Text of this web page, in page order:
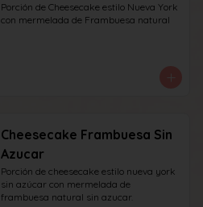
Porción de Cheesecake estilo Nueva York
con mermelada de Frambuesa natural
Cheesecake Frambuesa Sin
Azucar
Porción de cheesecake estilo nueva york
sin azúcar con mermelada de
frambuesa natural sin azucar.